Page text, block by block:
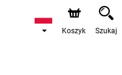
Koszyk Szukaj